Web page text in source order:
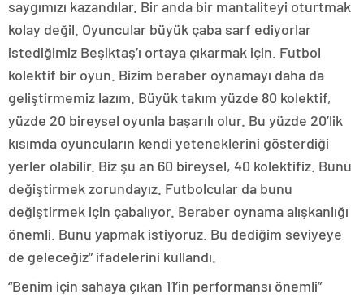
saygımızı kazandılar. Bir anda bir mantaliteyi oturtmak
kolay değil. Oyuncular büyük çaba sarf ediyorlar
istediğimiz Beşiktaş’ı ortaya çıkarmak için. Futbol
kolektif bir oyun. Bizim beraber oynamayı daha da
geliştirmemiz lazım. Büyük takım yüzde 80 kolektif,
yüzde 20 bireysel oyunla başarılı olur. Bu yüzde 20’lik
kısımda oyuncuların kendi yeteneklerini gösterdiği
yerler olabilir. Biz şu an 60 bireysel, 40 kolektifiz. Bunu
değiştirmek zorundayız. Futbolcular da bunu
değiştirmek için çabalıyor. Beraber oynama alışkanlığı
önemli. Bunu yapmak istiyoruz. Bu dediğim seviyeye
de geleceğiz” ifadelerini kullandı.
“Benim için sahaya çıkan 11’in performansı önemli”